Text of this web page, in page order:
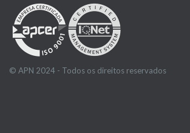
© APN 2024 - Todos os direitos reservados